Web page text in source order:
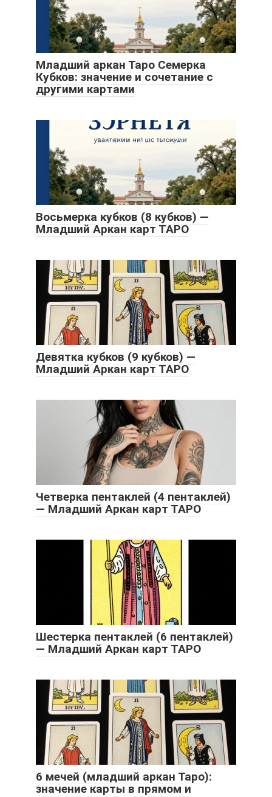
Младший аркан Таро Семерка
Кубков: значение и сочетание с
другими картами
Восьмерка кубков (8 кубков) —
Младший Аркан карт ТАРО
Девятка кубков (9 кубков) —
Младший Аркан карт ТАРО
Четверка пентаклей (4 пентаклей)
— Младший Аркан карт ТАРО
Шестерка пентаклей (6 пентаклей)
— Младший Аркан карт ТАРО
6 мечей (младший аркан Таро):
значение карты в прямом и